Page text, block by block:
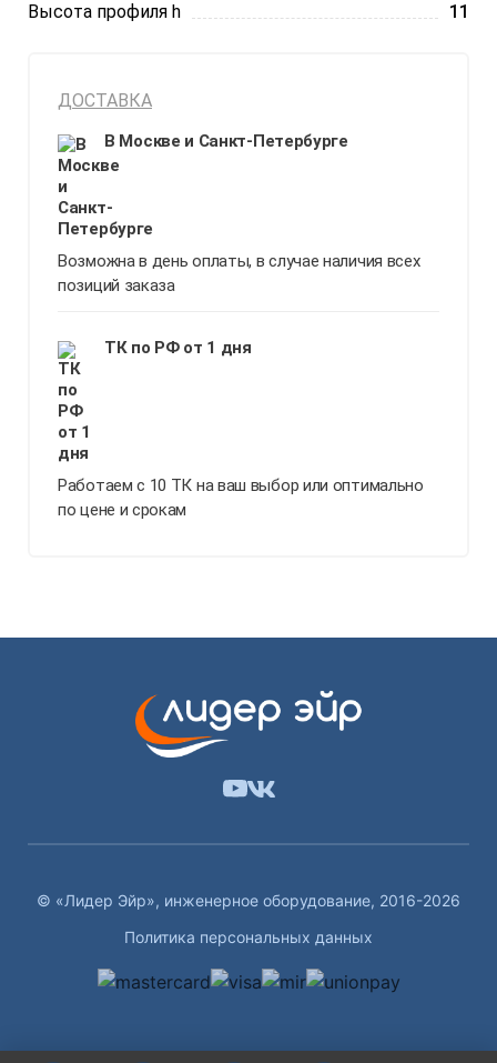
Высота профиля h
11
ДОСТАВКА
В Москве и Санкт-Петербурге
Возможна в день оплаты, в случае наличия всех
позиций заказа
ТК по РФ от 1 дня
Работаем с 10 ТК на ваш выбор или оптимально
по цене и срокам
© «Лидер Эйр», инженерное оборудование, 2016-2026
Политика персональных данных